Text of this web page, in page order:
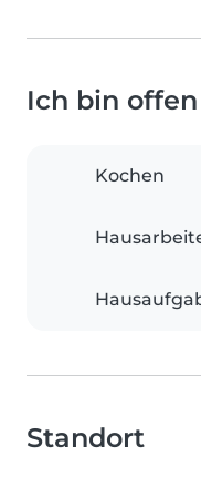
Ich bin
Kochen
Standort